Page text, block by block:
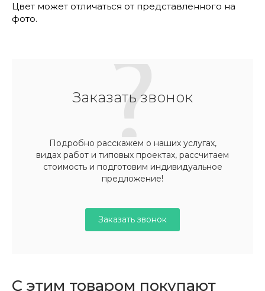
Цвет может отличаться от представленного на
фото.
Заказать звонок
Подробно расскажем о наших услугах,
видах работ и типовых проектах, рассчитаем
стоимость и подготовим индивидуальное
предложение!
Заказать звонок
С этим товаром покупают